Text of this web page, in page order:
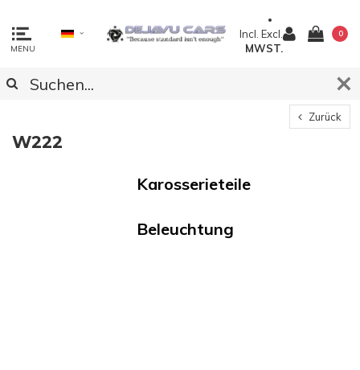
MENU
Incl. Excl.
MWST.
0
Zurück
W222
Karosserieteile
Beleuchtung